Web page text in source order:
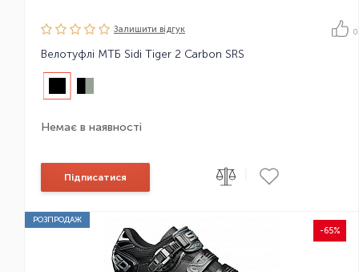
Залишити вiдгук 0
Велотуфлі МТБ Sidi Tiger 2 Carbon SRS
Немає в наявності
Підписатися
РОЗПРОДАЖ
-65%